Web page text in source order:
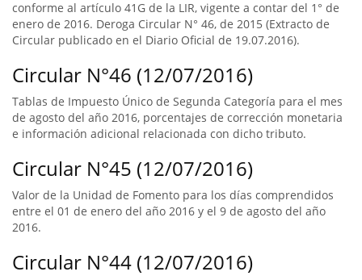
conforme al artículo 41G de la LIR, vigente a contar del 1° de
enero de 2016. Deroga Circular N° 46, de 2015 (Extracto de
Circular publicado en el Diario Oficial de 19.07.2016).
Circular N°46 (12/07/2016)
Tablas de Impuesto Único de Segunda Categoría para el mes
de agosto del año 2016, porcentajes de corrección monetaria
e información adicional relacionada con dicho tributo.
Circular N°45 (12/07/2016)
Valor de la Unidad de Fomento para los días comprendidos
entre el 01 de enero del año 2016 y el 9 de agosto del año
2016.
Circular N°44 (12/07/2016)